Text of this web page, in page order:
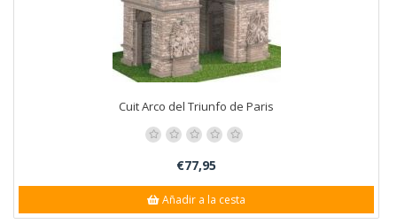
Cuit Arco del Triunfo de Paris
€77,95
Añadir a la cesta